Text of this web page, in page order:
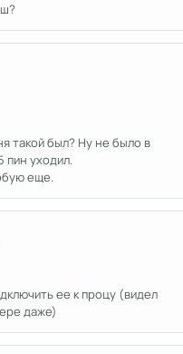
такой был? Ну не было в
пин уходил.
еще.
ее к процу (видел
даже)